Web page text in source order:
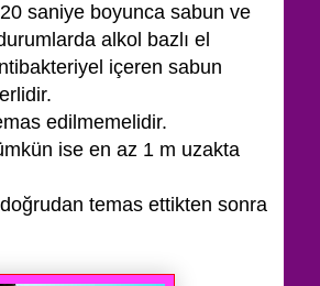
saniye boyunca sabun ve
alkol bazlı el
içeren sabun
edilmemelidir.
ise en az 1 m uzakta
temas ettikten sonra